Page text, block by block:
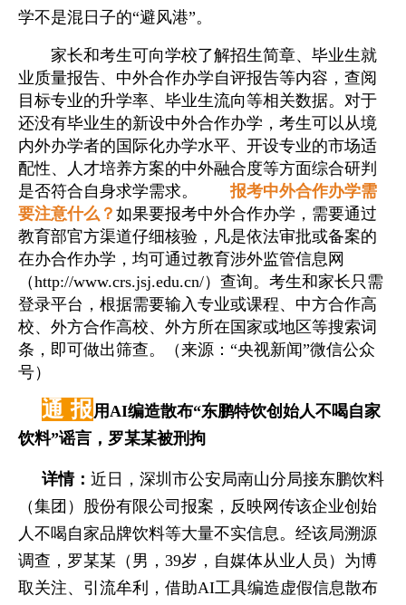
学不是混日子的“避风港”。
家长和考生可向学校了解招生简章、毕业生就
业质量报告、中外合作办学自评报告等内容，查阅
目标专业的升学率、毕业生流向等相关数据。对于
还没有毕业生的新设中外合作办学，考生可以从境
内外办学者的国际化办学水平、开设专业的市场适
配性、人才培养方案的中外融合度等方面综合研判
是否符合自身求学需求。报考中外合作办学需
要注意什么？ 如果要报考中外合作办学，需要通过
教育部官方渠道仔细核验，凡是依法审批或备案的
在办合作办学，均可通过教育涉外监管信息网
（http://www.crs.jsj.edu.cn/）查询。考生和家长只需
登录平台，根据需要输入专业或课程、中方合作高
校、外方合作高校、外方所在国家或地区等搜索词
条，即可做出筛查。（来源：“央视新闻”微信公众
号）
通 报用AI编造散布“东鹏特饮创始人不喝自家
饮料”谣言，罗某某被刑拘
详情： 近日，深圳市公安局南山分局接东鹏饮料
（集团）股份有限公司报案，反映网传该企业创始
人不喝自家品牌饮料等大量不实信息。经该局溯源
调查，罗某某（男，39岁，自媒体从业人员）为博
取关注、引流牟利，借助AI工具编造虚假信息散布